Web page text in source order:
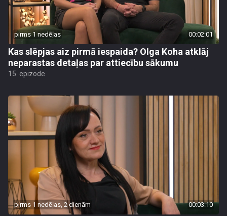
pirms 1 nedēļas 00:02:01
Kas slēpjas aiz pirmā iespaida? Olga Koha atklāj
neparastas detaļas par attiecību sākumu
15. epizode
pirms 1 nedēļas, 2 dienām 00:03:10